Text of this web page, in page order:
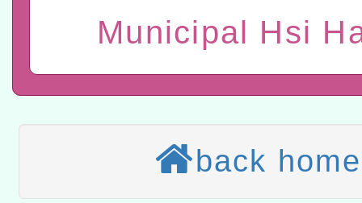
位及節水達人選拔活動」
市孔廟祈福系列活動—儒
2026年桃園地景藝術節教
本校115學年度第2次代理
結果公告(無人報名，續辦
適應運動共學行動站研習
本館辦理115年度閱讀磐
讀推動專業研習
科技賦能─人工智慧(AI)工
Municipal Hsi
back home